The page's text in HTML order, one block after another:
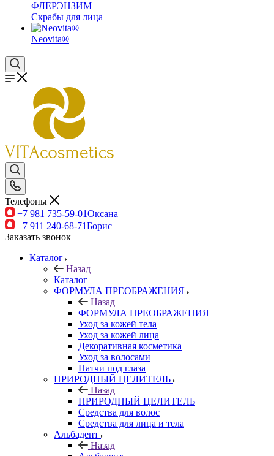
ФЛЕРЭНЗИМ
Скрабы для лица
Neovita®
Телефоны
+7 981 735-59-01Оксана
+7 911 240-68-71Борис
Заказать звонок
Каталог
Назад
Каталог
ФОРМУЛА ПРЕОБРАЖЕНИЯ
Назад
ФОРМУЛА ПРЕОБРАЖЕНИЯ
Уход за кожей тела
Уход за кожей лица
Декоративная косметика
Уход за волосами
Патчи под глаза
ПРИРОДНЫЙ ЦЕЛИТЕЛЬ
Назад
ПРИРОДНЫЙ ЦЕЛИТЕЛЬ
Средства для волос
Средства для лица и тела
Альбадент
Назад